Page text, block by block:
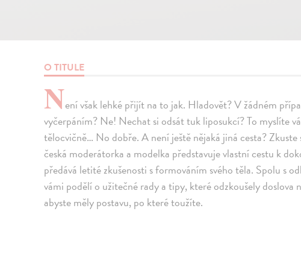
O TITULE
Není však lehké přijít na to jak. Hladovět? V žádném
vyčerpáním? Ne! Nechat si odsát tuk liposukcí? To myslíte
tělocvičně… No dobře. A není ještě nějaká jiná cesta?
česká moderátorka a modelka představuje vlastní cestu k
předává letité zkušenosti s formováním svého těla. Spolu s
vámi podělí o užitečné rady a tipy, které odzkoušely
abyste měly postavu, po které toužíte.